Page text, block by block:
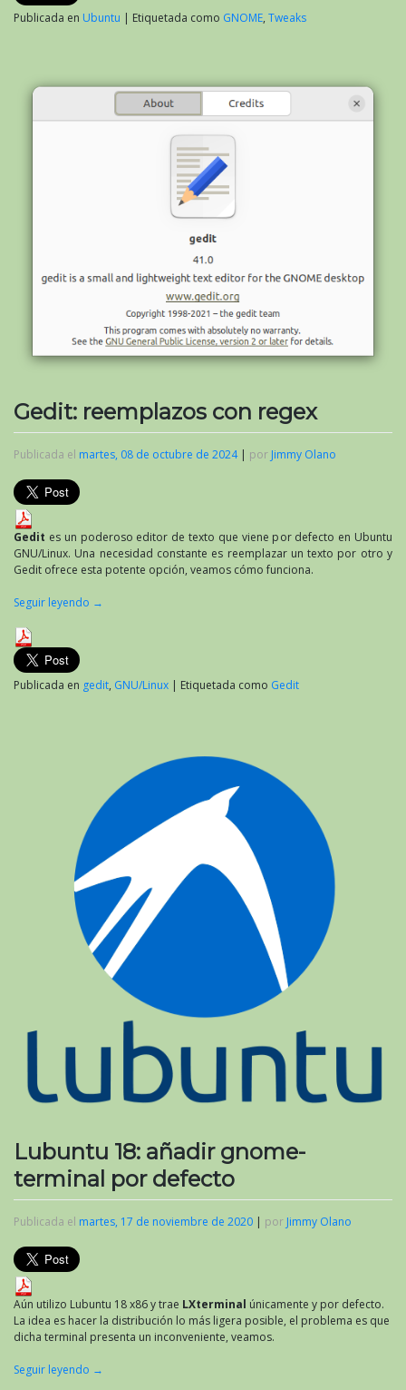
Publicada en Ubuntu | Etiquetada como GNOME, Tweaks
Gedit: reemplazos con regex
Publicada el martes, 08 de octubre de 2024| por Jimmy Olano
Gedit es un poderoso editor de texto que viene por defecto en Ubuntu
GNU/Linux. Una necesidad constante es reemplazar un texto por otro y
Gedit ofrece esta potente opción, veamos cómo funciona.
Seguir leyendo →
Publicada en gedit, GNU/Linux | Etiquetada como Gedit
Lubuntu 18: añadir gnome-
terminal por defecto
Publicada el martes, 17 de noviembre de 2020 | por Jimmy Olano
Aún utilizo Lubuntu 18 x86 y trae LXterminal únicamente y por defecto.
La idea es hacer la distribución lo más ligera posible, el problema es que
dicha terminal presenta un inconveniente, veamos.
Seguir leyendo →